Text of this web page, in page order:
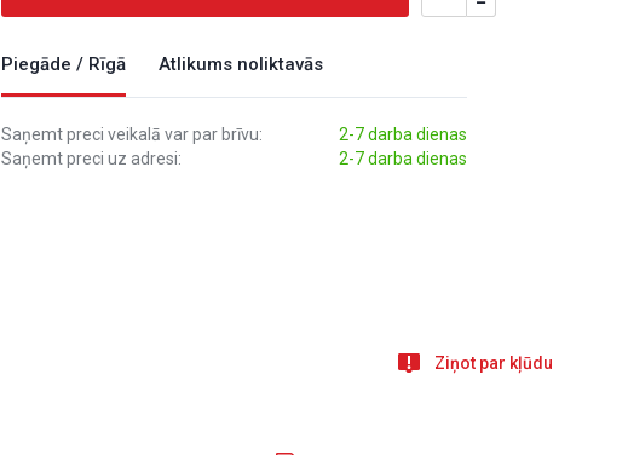
Piegāde / Rīgā Atlikums noliktavās
Saņemt preci veikalā var par brīvu:
2-7 darba dienas
Saņemt preci uz adresi:
2-7 darba dienas
Ziņot par kļūdu